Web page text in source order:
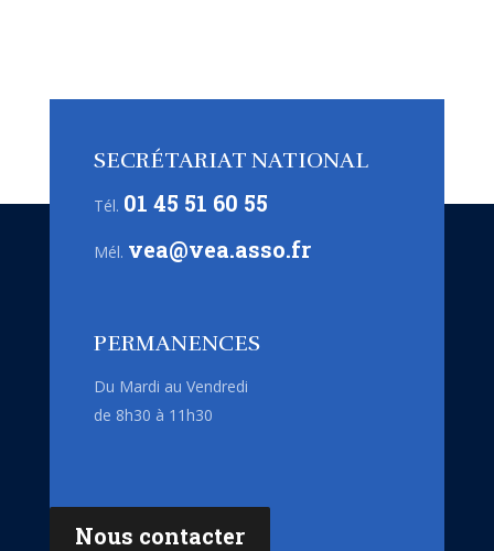
SECRÉTARIAT NATIONAL
Tél. 01 45 51 60 55
Mél. vea@vea.asso.fr
PERMANENCES
Du Mardi au Vendredi
de 8h30 à 11h30
Nous contacter